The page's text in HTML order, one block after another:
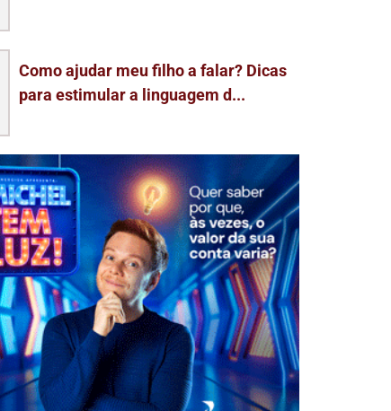
Como ajudar meu filho a falar? Dicas
para estimular a linguagem d...